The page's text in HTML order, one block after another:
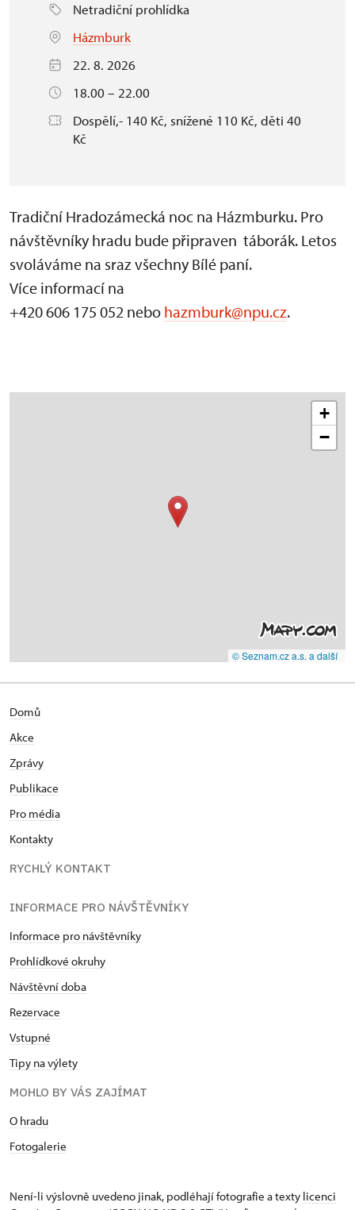
Netradiční prohlídka
Házmburk
22. 8. 2026
18.00 – 22.00
Dospělí,- 140 Kč, snížené 110 Kč, děti 40
Kč
Tradiční Hradozámecká noc na Házmburku. Pro
návštěvníky hradu bude připraven táborák. Letos
svoláváme na sraz všechny Bílé paní.
Více informací na
+420 606 175 052 nebo hazmburk@npu.cz.
+
−
© Seznam.cz a.s. a další
Domů
Akce
Zprávy
Publikace
Pro média
Kontakty
RYCHLÝ KONTAKT
INFORMACE PRO NÁVŠTĚVNÍKY
Informace pro návštěvníky
Prohlídkové okruhy
Návštěvní doba
Rezervace
Vstupné
Tipy na výlety
MOHLO BY VÁS ZAJÍMAT
O hradu
Fotogalerie
Není-li výslovně uvedeno jinak, podléhají fotografie a texty licenci